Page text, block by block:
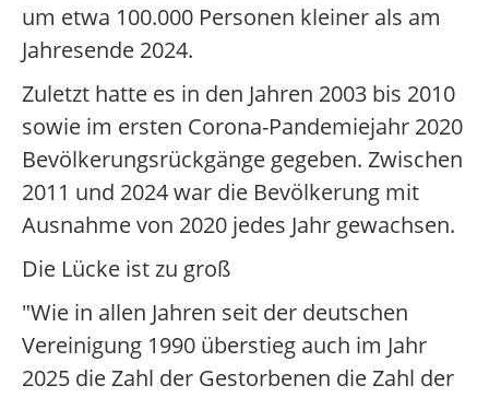
um etwa 100.000 Personen kleiner als am
Jahresende 2024.
Zuletzt hatte es in den Jahren 2003 bis 2010
sowie im ersten Corona-Pandemiejahr 2020
Bevölkerungsrückgänge gegeben. Zwischen
2011 und 2024 war die Bevölkerung mit
Ausnahme von 2020 jedes Jahr gewachsen.
Die Lücke ist zu groß
"Wie in allen Jahren seit der deutschen
Vereinigung 1990 überstieg auch im Jahr
2025 die Zahl der Gestorbenen die Zahl der